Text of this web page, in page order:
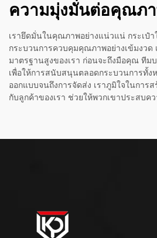
ความมุ่งมั่นต่อคุณภ
เรายึดมั่นในคุณภาพอย่างแน่วแน่ กระเป๋
กระบวนการควบคุมคุณภาพอย่างเข้มงวด
มาตรฐานสูงของเรา ก่อนจะถึงมือคุณ ทีม
เพื่อให้การสนับสนุนตลอดกระบวนการทั้
ออกแบบจนถึงการจัดส่ง เราภูมิใจในการ
กับลูกค้าของเรา ช่วยให้พวกเขาประสบค